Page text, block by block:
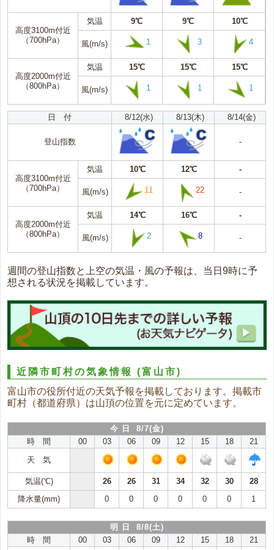
高度3100m付近
（700hPa）
気温 9℃ 9℃ 10℃
風(m/s) 1 3 4
高度2000m付近
（800hPa）
気温 15℃ 15℃ 15℃
風(m/s) 1 1 1
日 付 8/12(水) 8/13(木) 8/14(金)
登山指数 -
高度3100m付近
（700hPa）
気温 10℃ 12℃ -
風(m/s) 11 22 -
高度2000m付近
（800hPa）
気温 14℃ 16℃ -
風(m/s) 2 8 -
週間の登山指数と上空の気温・風の予報は、当日9時に予
想される状況を掲載しています。
近隣市町村の気象情報(富山市)
富山市の役所付近の天気予報を掲載しております。掲載市
町村（都道府県）は山頂の位置を元に定めています。
今 日 8/7(金)
時 間
00 03 06 09 12 15 18
21
天 気
気温(℃) 26 26 31 34 32 30
28
降水量(mm)
0 0 0 0 0 0 1
明 日 8/8(土)
時 間
00 03 06 09 12 15 18
21